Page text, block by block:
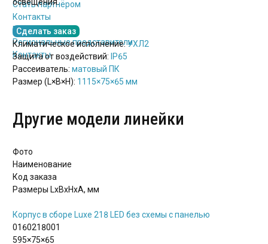
Стать партнёром
Контакты
Руководство
Региональные представители
Контакты
Сделать заказ
Климатическое исполнение:УХЛ2
Защита от воздействий: IP65
Рассеиватель: матовый ПК
Размер (L×B×H): 1115×75×65 мм
Другие модели линейки
Фото
Наименование
Код заказа
Размеры LxBxHхА, мм
Корпус в сборе Luxe 218 LED без схемы с панелью
0160218001
595×75×65